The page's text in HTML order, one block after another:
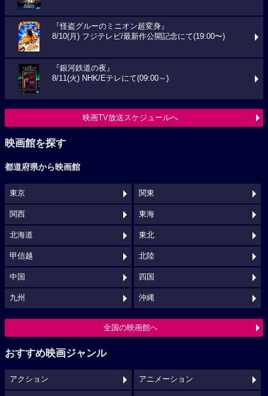
『怪盗グルーのミニオン超変身』
8/10(月) フジテレビ/最新作公開記念にて(19:00〜)
『銀河鉄道の夜』
8/11(火) NHK/Eテレにて(09:00～)
映画TV放送スケジュールへ
映画館を探す
都道府県から映画館
東京 関東
関西 東海
北海道 東北
甲信越 北陸
中国 四国
九州 沖縄
全国の映画館へ
おすすめ映画ジャンル
アクション アニメーション